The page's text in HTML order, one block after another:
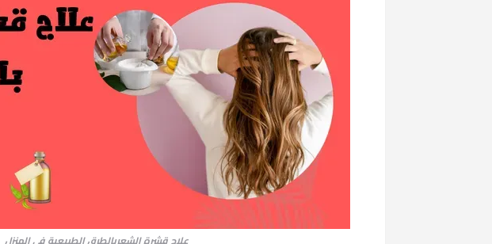
علاج قشرة الشعربالطرق الطبيعية في المنزل